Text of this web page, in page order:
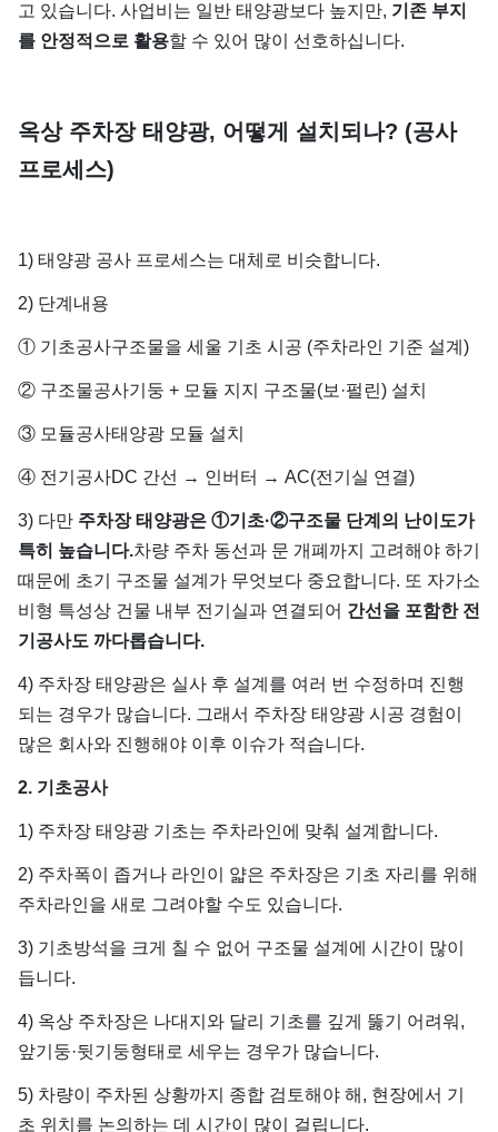
고 있습니다. 사업비는 일반 태양광보다 높지만, 기존 부지
를 안정적으로 활용할 수 있어 많이 선호하십니다.
옥상 주차장 태양광, 어떻게 설치되나? (공사
프로세스)
1) 태양광 공사 프로세스는 대체로 비슷합니다.
2) 단계내용
① 기초공사구조물을 세울 기초 시공 (주차라인 기준 설계)
② 구조물공사기둥 + 모듈 지지 구조물(보·펄린) 설치
③ 모듈공사태양광 모듈 설치
④ 전기공사DC 간선 → 인버터 → AC(전기실 연결)
3) 다만 주차장 태양광은 ①기초·②구조물 단계의 난이도가
특히 높습니다.차량 주차 동선과 문 개폐까지 고려해야 하기
때문에 초기 구조물 설계가 무엇보다 중요합니다. 또 자가소
비형 특성상 건물 내부 전기실과 연결되어 간선을 포함한 전
기공사도 까다롭습니다.
4) 주차장 태양광은 실사 후 설계를 여러 번 수정하며 진행
되는 경우가 많습니다. 그래서 주차장 태양광 시공 경험이
많은 회사와 진행해야 이후 이슈가 적습니다.
2. 기초공사
1) 주차장 태양광 기초는 주차라인에 맞춰 설계합니다.
2) 주차폭이 좁거나 라인이 얇은 주차장은 기초 자리를 위해
주차라인을 새로 그려야할 수도 있습니다.
3) 기초방석을 크게 칠 수 없어 구조물 설계에 시간이 많이
듭니다.
4) 옥상 주차장은 나대지와 달리 기초를 깊게 뚫기 어려워,
앞기둥·뒷기둥형태로 세우는 경우가 많습니다.
5) 차량이 주차된 상황까지 종합 검토해야 해, 현장에서 기
초 위치를 논의하는 데 시간이 많이 걸립니다.